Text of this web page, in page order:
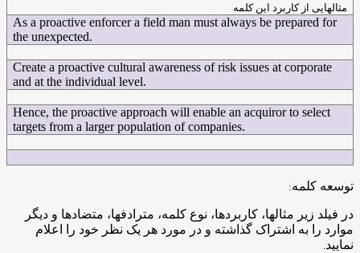
مثالهایی از کاربرد این کلمه
As a proactive enforcer a field man must always be prepared for
the unexpected.
Create a proactive cultural awareness of risk issues at corporate
and at the individual level.
Hence, the proactive approach will enable an acquiror to select
targets from a larger population of companies.
توسعه کلمه:
در فیلد زیر مثالها، کاربردها، نوع کلمه، مترادفها، متضادها و دیگر
موارد را به اشتراک گذاشته و در مورد هر یک نظر خود را اعلام
نمایید.